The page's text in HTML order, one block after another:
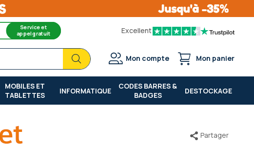
Service et
appel gratuit Excellent
Chercher
Chercher
Mon compte Mon panier
MOBILES ET
TABLETTES
INFORMATIQUE
CODES BARRES &
BADGES
DESTOCKAGE
Partager